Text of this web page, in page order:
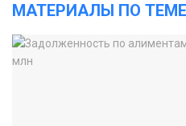
МАТЕРИАЛЫ ПО